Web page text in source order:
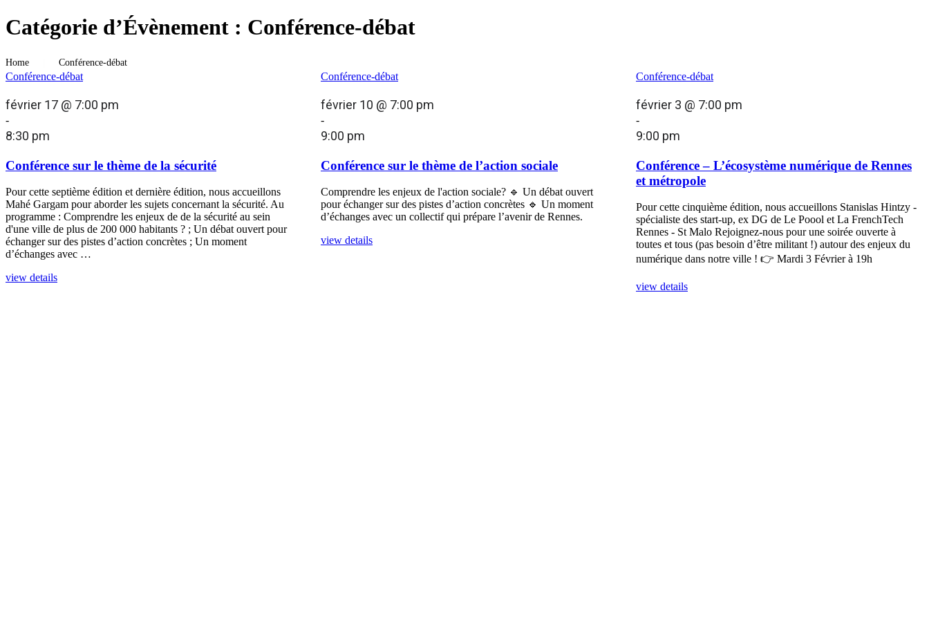
Catégorie d’Évènement : Conférence-débat
Home Conférence-débat
Conférence-débat
février 17 @ 7:00 pm
-
8:30 pm
Conférence sur le thème de la sécurité
Pour cette septième édition et dernière édition, nous accueillons
Mahé Gargam pour aborder les sujets concernant la sécurité. Au
programme : Comprendre les enjeux de de la sécurité au sein
d'une ville de plus de 200 000 habitants ? ; Un débat ouvert pour
échanger sur des pistes d’action concrètes ; Un moment
d’échanges avec …
view details
Conférence-débat
février 10 @ 7:00 pm
-
9:00 pm
Conférence sur le thème de l’action sociale
Comprendre les enjeux de l'action sociale? 🔹 Un débat ouvert
pour échanger sur des pistes d’action concrètes 🔹 Un moment
d’échanges avec un collectif qui prépare l’avenir de Rennes.
view details
Conférence-débat
février 3 @ 7:00 pm
-
9:00 pm
Conférence – L’écosystème numérique de Rennes
et métropole
Pour cette cinquième édition, nous accueillons Stanislas Hintzy -
spécialiste des start-up, ex DG de Le Poool et La FrenchTech
Rennes - St Malo Rejoignez-nous pour une soirée ouverte à
toutes et tous (pas besoin d’être militant !) autour des enjeux du
numérique dans notre ville ! 👉 Mardi 3 Février à 19h
view details